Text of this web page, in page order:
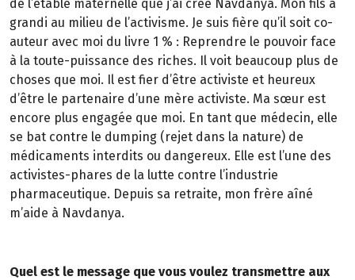
de l’étable maternelle que j’ai créé Navdanya. Mon fils a
grandi au milieu de l’activisme. Je suis fière qu’il soit co-
auteur avec moi du livre 1 % : Reprendre le pouvoir face
à la toute-puissance des riches. Il voit beaucoup plus de
choses que moi. Il est fier d’être activiste et heureux
d’être le partenaire d’une mère activiste. Ma sœur est
encore plus engagée que moi. En tant que médecin, elle
se bat contre le dumping (rejet dans la nature) de
médicaments interdits ou dangereux. Elle est l’une des
activistes-phares de la lutte contre l’industrie
pharmaceutique. Depuis sa retraite, mon frère aîné
m’aide à Navdanya.
Quel est le message que vous voulez transmettre aux